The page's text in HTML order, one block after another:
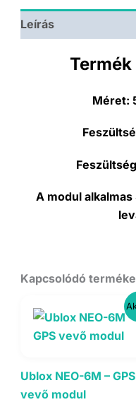
Leírás
Méret:
A modul
Kapcsolódó
Ublox NEO-6M – GPS
vevő modul